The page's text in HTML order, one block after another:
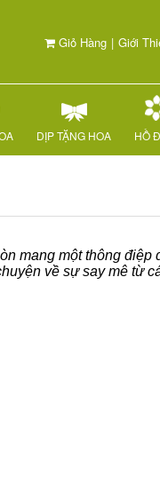
Giỏ Hàng | Giới
DỊP TẶNG HOA HỒ
mang một thông điệp
về sự say mê từ